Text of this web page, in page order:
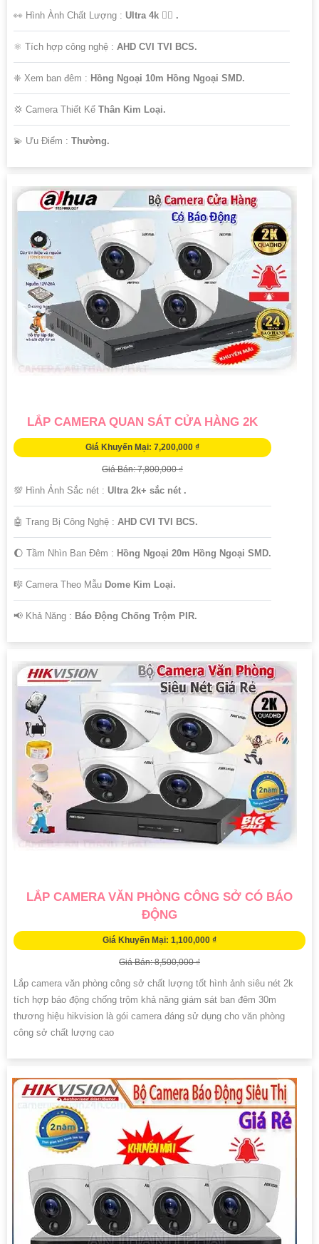
👀 Hình Ành Chất Lượng : Ultra 4k 👍🏾 .
⚛️ Tích hợp công nghệ : AHD CVI TVI BCS.
❈ Xem ban đêm : Hồng Ngoại 10m Hồng Ngoại SMD.
💢 Camera Thiết Kế Thân Kim Loại.
️💫 Ưu Điểm : Thường.
LẮP CAMERA QUAN SÁT CỬA HÀNG 2K
Giá Khuyến Mại: 7,200,000 ₫
Giá Bán: 7,800,000 ₫
💯 Hình Ảnh Sắc nét : Ultra 2k+ sắc nét .
🤖️ Trang Bị Công Nghệ : AHD CVI TVI BCS.
🌔 Tầm Nhìn Ban Đêm : Hồng Ngoại 20m Hồng Ngoại SMD.
🎼️ Camera Theo Mẫu Dome Kim Loại.
️📢 Khả Năng : Báo Động Chống Trộm PIR.
LẮP CAMERA VĂN PHÒNG CÔNG SỞ CÓ BÁO
ĐỘNG
Giá Khuyến Mại: 1,100,000 ₫
Giá Bán: 8,500,000 ₫
Lắp camera văn phòng công sở chất lượng tốt hình ảnh siêu nét 2k
tích hợp báo động chống trộm khả năng giám sát ban đêm 30m
thương hiệu hikvision là gói camera đáng sử dụng cho văn phòng
công sở chất lượng cao